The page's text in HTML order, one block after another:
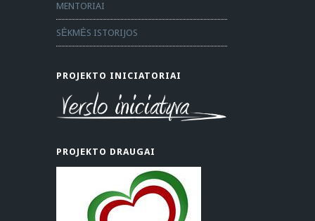
MENTORIAI
SĖKMĖS ISTORIJOS
PROJEKTO INICIATORIAI
PROJEKTO DRAUGAI